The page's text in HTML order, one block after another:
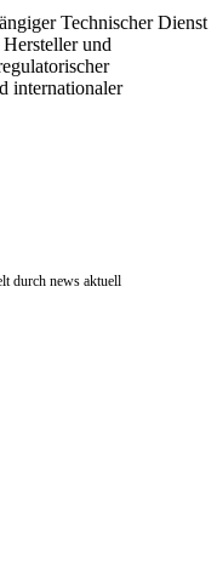
Technischer Dienst
und
internationaler
durch news aktuell